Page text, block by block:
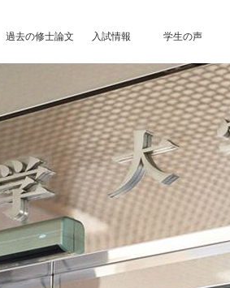
過去の修士論文 入試情報 学生の声